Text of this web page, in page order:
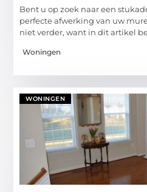
Bent u op zoek naar een
perfecte afwerking van uw
niet verder, want in dit artikel
Woningen
WONINGEN